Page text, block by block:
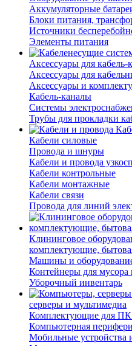
Аккумуляторные
Блоки питания,
Источники
Элементы питания
Аксессуары для кабель-
Аксессуары для
Аксессуары и
Кабель-каналы
Системы
Трубы для прокладки
Кабели силовые
Провода и шнуры
Кабели и провода
Кабели контрольные
Кабели монтажные
Кабели связи
Провода для линий
Клининговое
комплектующие,
Машины и
Контейнеры для
Уборочный инвентарь
серверы и мультимедиа
Комплектующие для ПК
Компьютерная
Мобильные устройства